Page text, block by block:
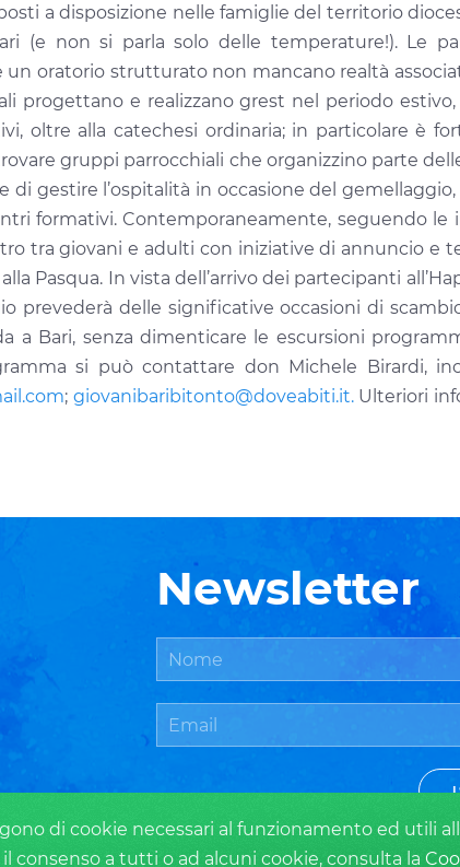
di cookie necessari al funzionamento ed utili
consenso a tutti o ad alcuni cookie, consulta la
a disposizione nelle famiglie del territorio
(e non si parla solo delle temperature!). Le
oratorio strutturato non mancano realtà
progettano e realizzano grest nel periodo
oltre alla catechesi ordinaria; in particolare è
gruppi parrocchiali che organizzino parte
di gestire l’ospitalità in occasione del
formativi. Contemporaneamente, seguendo le
tra giovani e adulti con iniziative di annuncio
Pasqua. In vista dell’arrivo dei partecipanti
prevederà delle significative occasioni di
Bari, senza dimenticare le escursioni
si può contattare don Michele Birardi,
; giovanibaribitonto@doveabiti.it.Ulteriori
Newsletter